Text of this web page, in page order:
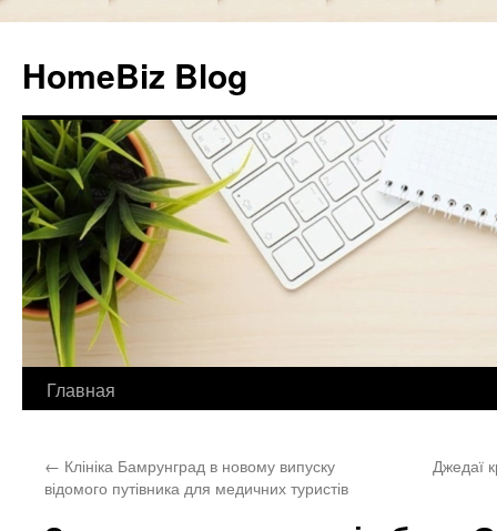
HomeBiz Blog
Skip
content
Главная
← Клініка Бамрунград в новому випуску
відомого путівника для медичних туристів
Джедаї